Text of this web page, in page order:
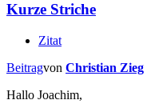
Kurze Striche
Zitat
Beitragvon Christian Zieg
Hallo Joachim,